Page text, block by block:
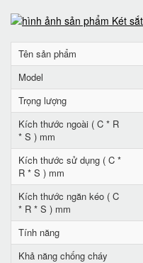
Tên sản phẩm
Model
Trọng lượng
Kích thước ngoài ( C * R
* S ) mm
Kích thước sử dụng ( C *
R * S ) mm
Kích thước ngăn kéo ( C
* R * S ) mm
Tính năng
Khả năng chống cháy